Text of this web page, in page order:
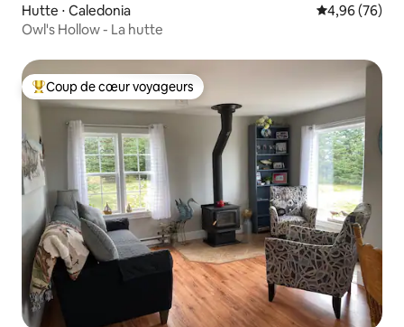
Hutte ⋅ Caledonia Évaluation
4,96 (76)
Owl's Hollow - La hutte
Coups de cœur voyageurs les plus appréciés
Coup de cœur voyageurs